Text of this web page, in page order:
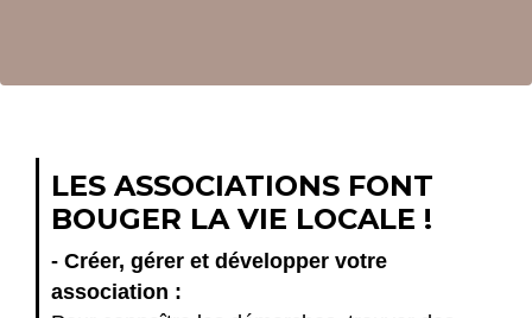
LES ASSOCIATIONS FONT
BOUGER LA VIE LOCALE !
- Créer, gérer et développer votre
association :